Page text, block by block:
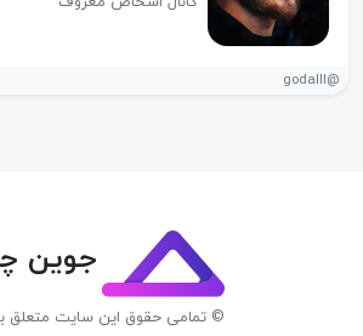
@godalll
جوین
© تمامی حقوق این سایت متعلق